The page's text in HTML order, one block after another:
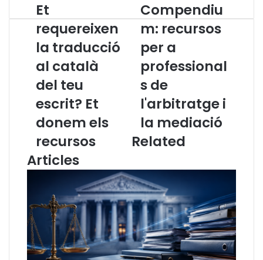
E
t
e
u
e
r
e
x
e
l
r
d
u
c
Et
requereixen
la traducció
al català
del teu
escrit? Et
donem els
recursos
C
o
m
p
e
n
d
m
:
r
u
r
s
o
s
p
e
Compendiu
m: recursos
per a
professional
s de
l'arbitratge i
la mediació
Related
Articles